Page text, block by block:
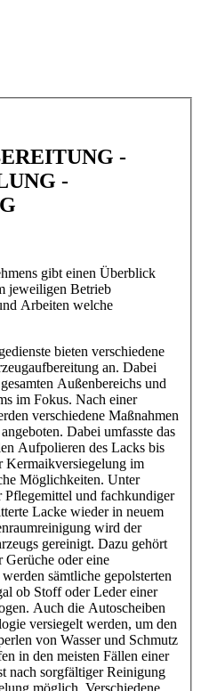
-
-
gibt einen Überblick
jeweiligen Betrieb
Arbeiten welche
bieten verschiedene
an. Dabei
Außenbereichs und
im Fokus. Nach einer
verschiedene Maßnahmen
Dabei umfasste das
Aufpolieren des Lacks bis
Kermaikversiegelung im
Möglichkeiten. Unter
Pflegemittel und fachkundiger
Lacke wieder in neuem
wird der
gereinigt. Dazu gehört
Gerüche oder eine
sämtliche gepolsterten
ob Stoff oder Leder einer
Auch die Autoscheiben
versiegelt werden, um den
von Wasser und Schmutz
in den meisten Fällen einer
nach sorgfältiger Reinigung